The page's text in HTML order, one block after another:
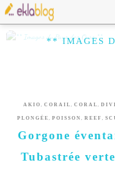
** IMAGES
AKIO , CORAIL , CORAL ,
PLONGÉE , POISSON , REEF ,
Gorgone
Tubastrée